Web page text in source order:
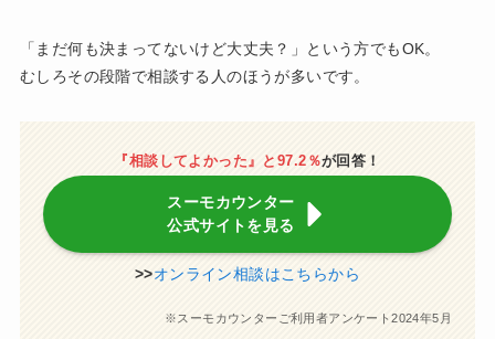
「まだ何も決まってないけど大丈夫？」という方でもOK。
むしろその段階で相談する人のほうが多いです。
『相談してよかった』と97.2％が回答！
スーモカウンター
公式サイトを見る
>>オンライン相談はこちらから
※スーモカウンターご利用者アンケート2024年5月